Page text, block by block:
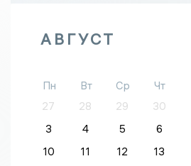
АВГУСТ
Пн Вт Ср Чт
27
28 29 30
3
4 5 6
10
11 12 13